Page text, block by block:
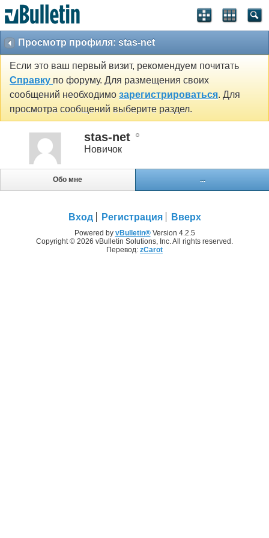
Просмотр профиля: stas-net
Если это ваш первый визит, рекомендуем почитать
Справку по форуму. Для размещения своих
сообщений необходимо зарегистрироваться. Для
просмотра сообщений выберите раздел.
stas-net
Новичок
Обо мне ...
Вход Регистрация Вверх
Powered by vBulletin®Version 4.2.5
Copyright © 2026 vBulletin Solutions, Inc. All rights reserved.
Перевод: zCarot